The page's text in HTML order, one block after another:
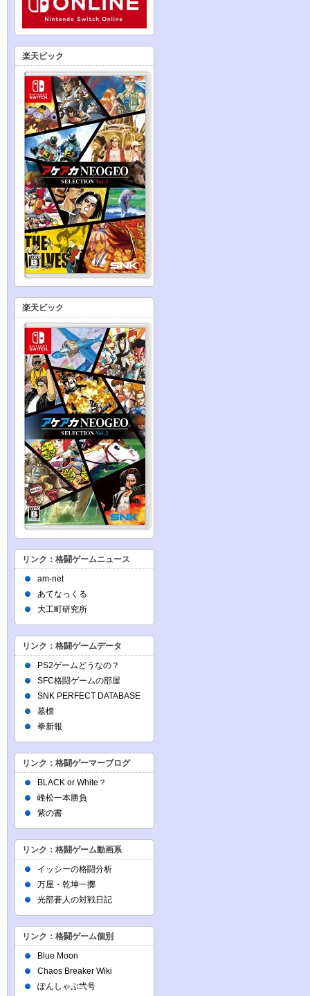
楽天ビック
楽天ビック
リンク：格闘ゲームニュース
am-net
あてなっくる
大工町研究所
リンク：格闘ゲームデータ
PS2ゲームどうなの？
SFC格闘ゲームの部屋
SNK PERFECT DATABASE
墓標
拳新報
リンク：格闘ゲーマーブログ
BLACK or White？
峰松一本勝負
紫の書
リンク：格闘ゲーム動画系
イッシーの格闘分析
万屋・乾坤一擲
光部蒼人の対戦日記
リンク：格闘ゲーム個別
Blue Moon
Chaos Breaker Wiki
ぽんしゃぶ弐号